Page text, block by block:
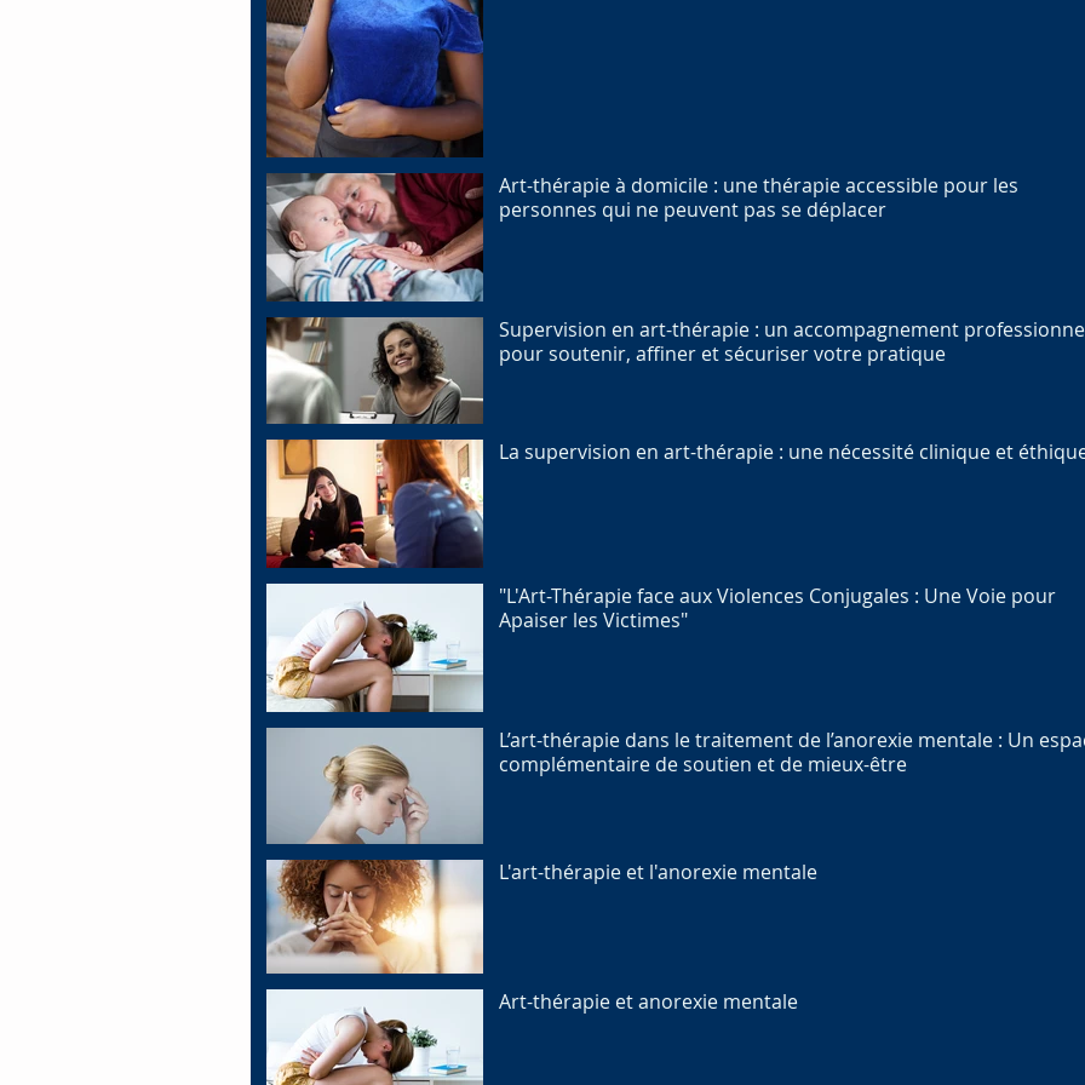
Art-thérapie à domicile : une thérapie accessible pour les
personnes qui ne peuvent pas se déplacer
Supervision en art-thérapie : un accompagnement
pour soutenir, affiner et sécuriser votre pratique
La supervision en art-thérapie : une nécessité clinique et
"L'Art-Thérapie face aux Violences Conjugales : Une Voie pour
Apaiser les Victimes"
L’art-thérapie dans le traitement de l’anorexie mentale : Un
complémentaire de soutien et de mieux-être
L'art-thérapie et l'anorexie mentale
Art-thérapie et anorexie mentale